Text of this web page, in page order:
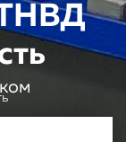
ТНВД